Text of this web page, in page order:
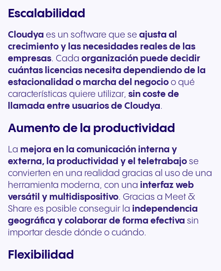
Escalabilidad
Cloudya es un software que se ajusta al
crecimiento y las necesidades reales de las
empresas. Cada organización puede decidir
cuántas licencias necesita dependiendo de la
estacionalidad o marcha del negocio o qué
características quiere utilizar, sin coste de
llamada entre usuarios de Cloudya.
Aumento de la productividad
La mejora en la comunicación interna y
externa, la productividad y el teletrabajo se
convierten en una realidad gracias al uso de una
herramienta moderna, con una interfaz web
versátil y multidispositivo. Gracias a Meet &
Share es posible conseguir la independencia
geográfica y colaborar de forma efectiva sin
importar desde dónde o cuándo.
Flexibilidad